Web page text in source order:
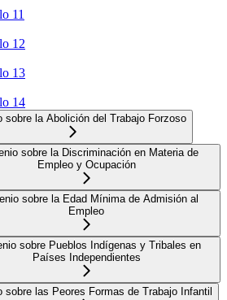
11
12
13
14
sobre la Abolición del Trabajo Forzoso
sobre la Discriminación en Materia de
Empleo y Ocupación
sobre la Edad Mínima de Admisión al
Empleo
sobre Pueblos Indígenas y Tribales en
Países Independientes
sobre las Peores Formas de Trabajo Infantil